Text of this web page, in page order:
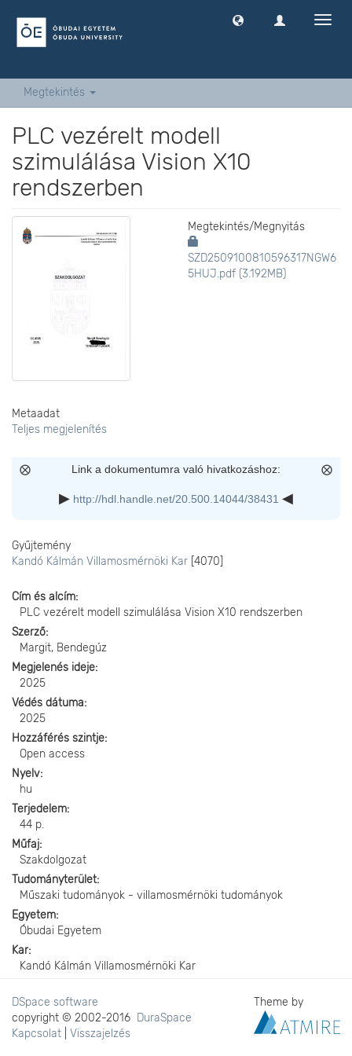
Megtekintés
PLC vezérelt modell
szimulálása Vision X10
rendszerben
Megtekintés/Megnyitás
SZD2509100810596317NGW6
5HUJ.pdf (3.192MB)
Metaadat
Teljes megjelenítés
Link a dokumentumra való hivatkozáshoz:
http://hdl.handle.net/20.500.14044/38431
Gyűjtemény
Kandó Kálmán Villamosmérnöki Kar [4070]
Cím és alcím
PLC vezérelt modell szimulálása Vision X10 rendszerben
Szerző
Margit, Bendegúz
Megjelenés ideje
2025
Védés dátuma
2025
Hozzáférés szintje
Open access
Nyelv
hu
Terjedelem
44 p.
Műfaj
Szakdolgozat
Tudományterület
Műszaki tudományok - villamosmérnöki tudományok
Egyetem
Óbudai Egyetem
Kar
Kandó Kálmán Villamosmérnöki Kar
DSpace software
copyright © 2002-2016 DuraSpace
Kapcsolat
Visszajelzés
Theme by